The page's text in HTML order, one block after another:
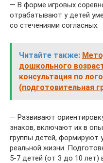
— В форме игровых
отрабатывают у детей
со стечениями согласных.
Читайте также:
дошкольного
консультация по
(подготовительная
— Развивают
знаков, включают их в
группы детей, формируют
реальной жизни.
5-7 детей (от 3 до 10